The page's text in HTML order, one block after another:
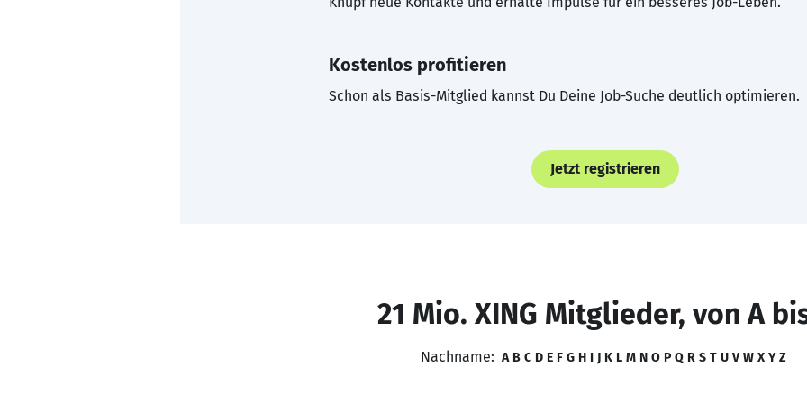
Kostenlos profitieren
Schon als Basis-Mitglied kannst Du Deine Job-Suche deutlich optimieren.
Jetzt registrieren
21 Mio. XING Mitglieder, von A
Nachname: A B C D E F G H I J K L M N O P Q R S T U V W X Y Z